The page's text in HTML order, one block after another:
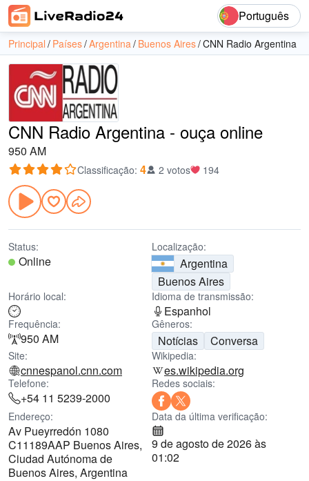
Português
Principal Países Argentina Buenos Aires CNN Radio Argentina
CNN Radio Argentina - ouça online
950 AM
Classificação: 4 2 votos 194
Status:
Online
Localização:
Argentina
Buenos Aires
Horário local: Idioma de transmissão:
Espanhol
Frequência:
950 AM
Gêneros:
Notícias Conversa
Site:
cnnespanol.cnn.com
Wikipedia:
es.wikipedia.org
Telefone:
+54 11 5239-2000
Redes sociais:
Endereço:
Av Pueyrredón 1080
C11189AAP Buenos Aires,
Ciudad Autónoma de
Buenos Aires, Argentina
Data da última verificação:
9 de agosto de 2026 às
01:02